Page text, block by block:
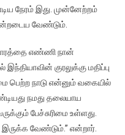
நேரம் இது. முன்னேற்றம்
வேண்டும்.
எண்ணி நான்
குரலுக்கு மதிப்பு
பெற்ற நாடு என்னும் வகையில்
நமது தலையாய
பேச்சுரிமை உள்ளது.
வேண்டும்.” என்றார்.